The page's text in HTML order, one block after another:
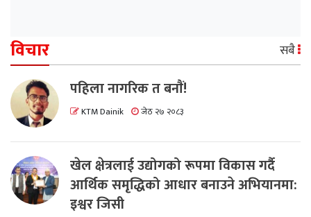
विचार सबै
पहिला नागरिक त बनाैं!
KTM Dainik जेठ २७ २०८३
खेल क्षेत्रलाई उद्योगको रूपमा विकास गर्दै
आर्थिक समृद्धिको आधार बनाउने अभियानमा:
इश्वर जिसी